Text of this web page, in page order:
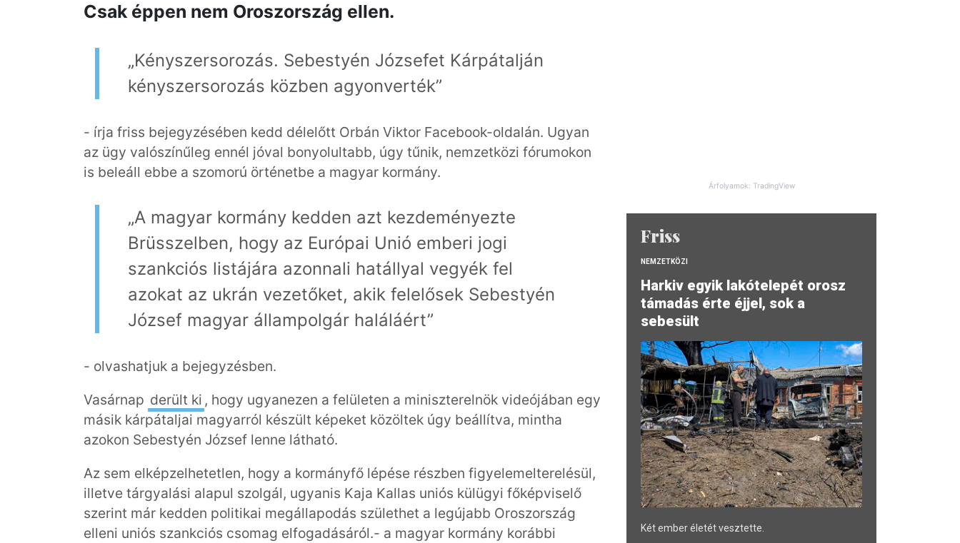
Csak éppen nem Oroszország ellen.
„Kényszersorozás. Sebestyén Józsefet Kárpátalján
kényszersorozás közben agyonverték”
- írja friss bejegyzésében kedd délelőtt Orbán Viktor Facebook-oldalán. Ugyan
az ügy valószínűleg ennél jóval bonyolultabb, úgy tűnik, nemzetközi fórumokon
is beleáll ebbe a szomorú örténetbe a magyar kormány.
„A magyar kormány kedden azt kezdeményezte
Brüsszelben, hogy az Európai Unió emberi jogi
szankciós listájára azonnali hatállyal vegyék fel
azokat az ukrán vezetőket, akik felelősek Sebestyén
József magyar állampolgár haláláért”
- olvashatjuk a bejegyzésben.
Vasárnap derült ki , hogy ugyanezen a felületen a miniszterelnök videójában egy
másik kárpátaljai magyarról készült képeket közöltek úgy beállítva, mintha
azokon Sebestyén József lenne látható.
Az sem elképzelhetetlen, hogy a kormányfő lépése részben figyelemelterelésül,
illetve tárgyalási alapul szolgál, ugyanis Kaja Kallas uniós külügyi főképviselő
szerint már kedden politikai megállapodás születhet a legújabb Oroszország
elleni uniós szankciós csomag elfogadásáról.- a magyar kormány korábbi
Árfolyamok: TradingView
Friss
NEMZETKÖZI
Harkiv egyik lakótelepét orosz
támadás érte éjjel, sok a
sebesült
Két ember életét vesztette.